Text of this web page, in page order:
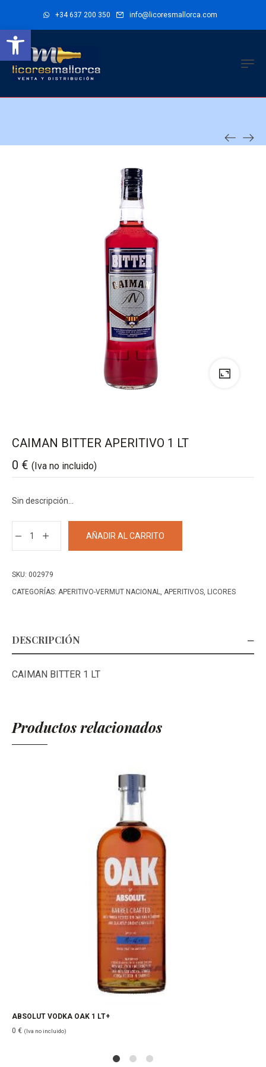
Abrir barra de herramientas
+34 637 200 350 info@licoresmallorca.com
CAIMAN BITTER APERITIVO 1 LT
0 € (Iva no incluido)
Sin descripción…
1
LT
AÑADIR AL CARRITO
SKU: 002979
CATEGORÍAS: APERITIVO-VERMUT NACIONAL, APERITIVOS, LICORES
DESCRIPCIÓN
CAIMAN BITTER 1 LT
Productos relacionados
ABSOLUT VODKA OAK 1 LT+
0 € (Iva no incluido)